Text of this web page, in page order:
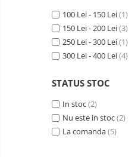
100 Lei - 150 Lei(1)
150 Lei - 200 Lei(3)
250 Lei - 300 Lei(1)
300 Lei - 400 Lei(4)
STATUS STOC
In stoc(2)
Nu este in stoc(2)
La comanda(5)